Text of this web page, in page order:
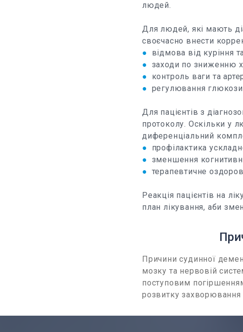
людей.
Для людей, які мають
своєчасно внести
●
відмова від куріння
● заходи по зниженню
●
контроль ваги та
● регулювання
Для пацієнтів з
протоколу. Оскільки у
диференціальний
●
профілактика
● зменшення
● терапевтичне
Реакція пацієнтів на
план лікування, аби
Причини судинної
мозку та нервовій
поступовим
розвитку